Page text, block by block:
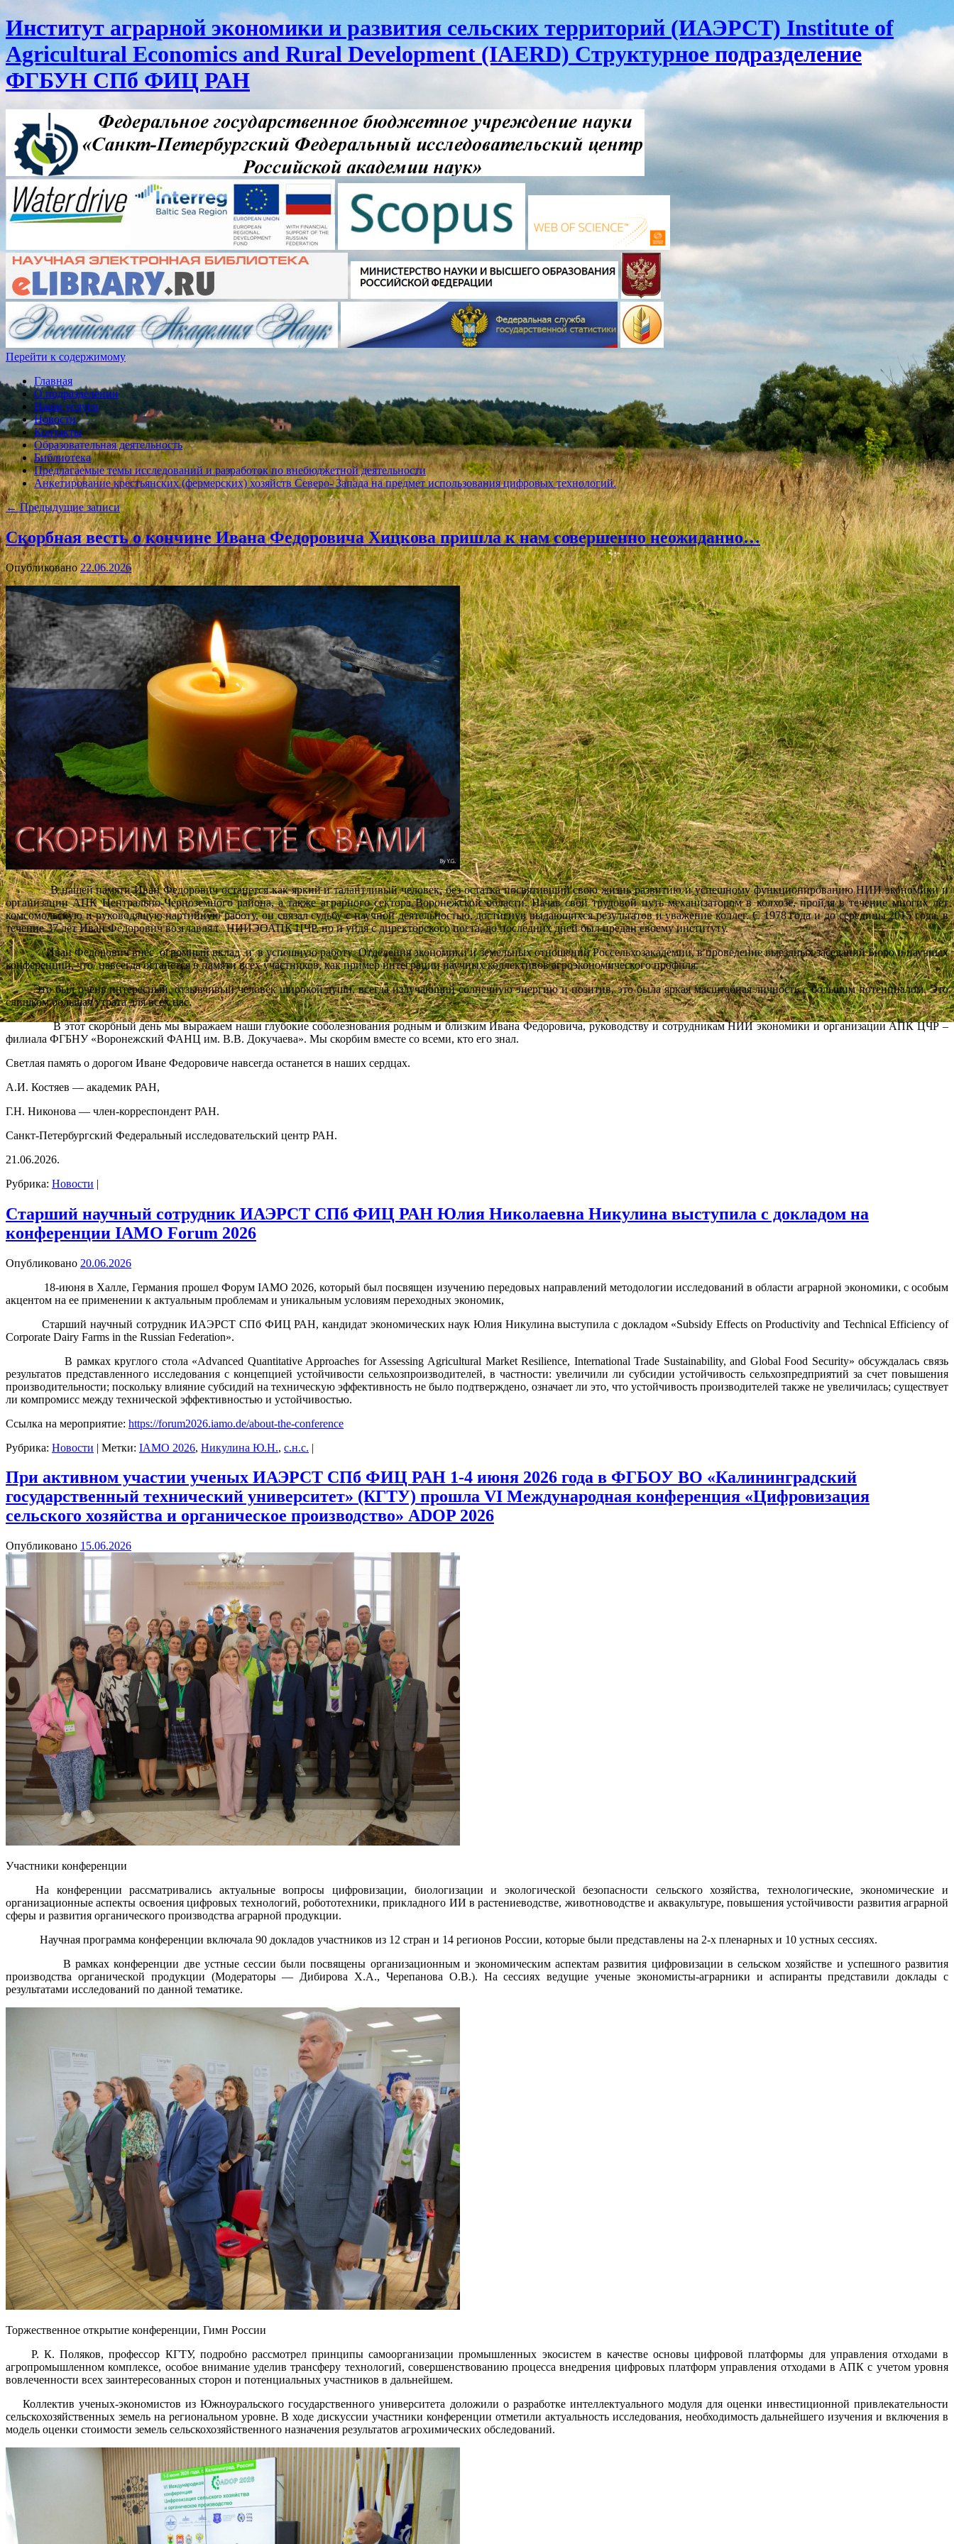
Институт аграрной экономики и развития сельских территорий (ИАЭРСТ) Institute of
Agricultural Economics and Rural Development (IAERD) Структурное подразделение
ФГБУН СПб ФИЦ РАН
Перейти к содержимому
Главная
О подразделении
Наши услуги
Новости
Контакты
Образовательная деятельность
Библиотека
Предлагаемые темы исследований и разработок по внебюджетной деятельности
Анкетирование крестьянских (фермерских) хозяйств Северо- Запада на предмет использования цифровых технологий.
←Предыдущие записи
Скорбная весть о кончине Ивана Федоровича Хицкова пришла к нам совершенно неожиданно…
Опубликовано22.06.2026
В нашей памяти Иван Федорович останется как яркий и талантливый человек, без остатка посвятивший свою жизнь развитию и успешному функционированию НИИ экономики и
организации АПК Центрально-Черноземного района, а также аграрного сектора Воронежской области. Начав свой трудовой путь механизатором в колхозе, пройдя в течение многих лет
комсомольскую и руководящую партийную работу, он связал судьбу с научной деятельностью, достигнув выдающихся результатов и уважение коллег. С 1978 года и до середины 2015 года, в
течение 37 лет Иван Федорович возглавлял НИИЭОАПК ЦЧР, но и уйдя с директорского поста, до последних дней был предан своему институту.
Иван Федорович внес огромный вклад и в успешную работу Отделения экономики и земельных отношений Россельхозакадемии, в проведение выездных заседаний Бюро и научных
конференций, что навсегда останется в памяти всех участников, как пример интеграции научных коллективов агроэкономического профиля.
Это был очень интересный, отзывчивый человек широкой души, всегда излучающий солнечную энергию и позитив, это была яркая масштабная личность с большим потенциалом. Это
слишком большая утрата для всех нас.
В этот скорбный день мы выражаем наши глубокие соболезнования родным и близким Ивана Федоровича, руководству и сотрудникам НИИ экономики и организации АПК ЦЧР –
филиала ФГБНУ «Воронежский ФАНЦ им. В.В. Докучаева». Мы скорбим вместе со всеми, кто его знал.
Светлая память о дорогом Иване Федоровиче навсегда останется в наших сердцах.
А.И. Костяев — академик РАН,
Г.Н. Никонова — член-корреспондент РАН.
Санкт-Петербургский Федеральный исследовательский центр РАН.
21.06.2026.
Рубрика: Новости |
Старший научный сотрудник ИАЭРСТ СПб ФИЦ РАН Юлия Николаевна Никулина выступила с докладом на
конференции IAMO Forum 2026
Опубликовано 20.06.2026
18-июня в Халле, Германия прошел Форум IAMO 2026, который был посвящен изучению передовых направлений методологии исследований в области аграрной экономики, с особым
акцентом на ее применении к актуальным проблемам и уникальным условиям переходных экономик,
Старший научный сотрудник ИАЭРСТ СПб ФИЦ РАН, кандидат экономических наук Юлия Никулина выступила с докладом «Subsidy Effects on Productivity and Technical Efficiency of
Corporate Dairy Farms in the Russian Federation».
В рамках круглого стола «Advanced Quantitative Approaches for Assessing Agricultural Market Resilience, International Trade Sustainability, and Global Food Security» обсуждалась связь
результатов представленного исследования с концепцией устойчивости сельхозпроизводителей, в частности: увеличили ли субсидии устойчивость сельхозпредприятий за счет повышения
производительности; поскольку влияние субсидий на техническую эффективность не было подтверждено, означает ли это, что устойчивость производителей также не увеличилась; существует
ли компромисс между технической эффективностью и устойчивостью.
Ссылка на мероприятие: https://forum2026.iamo.de/about-the-conference
Рубрика: Новости | Метки: IAMO 2026, Никулина Ю.Н., с.н.с. |
При активном участии ученых ИАЭРСТ СПб ФИЦ РАН 1-4 июня 2026 года в ФГБОУ ВО «Калининградский
государственный технический университет» (КГТУ) прошла VI Международная конференция «Цифровизация
сельского хозяйства и органическое производство» ADOP 2026
Опубликовано 15.06.2026
Участники конференции
На конференции рассматривались актуальные вопросы цифровизации, биологизации и экологической безопасности сельского хозяйства, технологические, экономические и
организационные аспекты освоения цифровых технологий, робототехники, прикладного ИИ в растениеводстве, животноводстве и аквакультуре, повышения устойчивости развития аграрной
сферы и развития органического производства аграрной продукции.
Научная программа конференции включала 90 докладов участников из 12 стран и 14 регионов России, которые были представлены на 2-х пленарных и 10 устных сессиях.
В рамках конференции две устные сессии были посвящены организационным и экономическим аспектам развития цифровизации в сельском хозяйстве и успешного развития
производства органической продукции (Модераторы — Дибирова Х.А., Черепанова О.В.). На сессиях ведущие ученые экономисты-аграрники и аспиранты представили доклады с
результатами исследований по данной тематике.
Торжественное открытие конференции, Гимн России
Р. К. Поляков, профессор КГТУ, подробно рассмотрел принципы самоорганизации промышленных экосистем в качестве основы цифровой платформы для управления отходами в
агропромышленном комплексе, особое внимание уделив трансферу технологий, совершенствованию процесса внедрения цифровых платформ управления отходами в АПК с учетом уровня
вовлеченности всех заинтересованных сторон и потенциальных участников в дальнейшем.
Коллектив ученых-экономистов из Южноуральского государственного университета доложили о разработке интеллектуального модуля для оценки инвестиционной привлекательности
сельскохозяйственных земель на региональном уровне. В ходе дискуссии участники конференции отметили актуальность исследования, необходимость дальнейшего изучения и включения в
модель оценки стоимости земель сельскохозяйственного назначения результатов агрохимических обследований.